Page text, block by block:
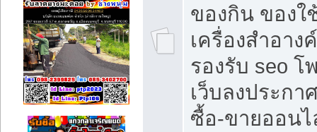
ของกิน ของใ
เครื่องสำอา
รองรับ seo โ
เว็บลงประก
ซื้อ-ขายออน